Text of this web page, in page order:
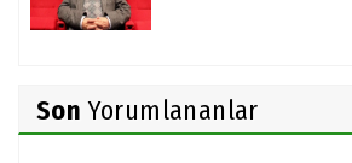
Son Yorumlananlar